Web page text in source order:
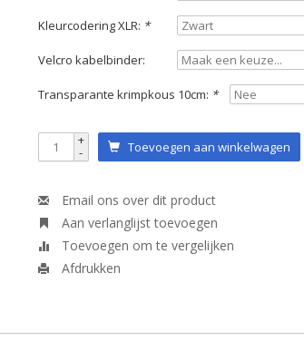
Kleurcodering XLR: *
Velcro kabelbinder:
Transparante krimpkous 10cm: *
+
- Toevoegen aan winkelwagen
Email ons over dit product
Aan verlanglijst toevoegen
Toevoegen om te vergelijken
Afdrukken